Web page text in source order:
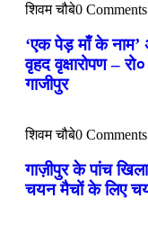
शिवम चौबे0 Comments
‘एक पेड़ माँ के नाम’
वृहद वृक्षारोपण –
गाजीपुर
शिवम चौबे0 Comments
गाज़ीपुर के पांच
चयन मैचों के लिए